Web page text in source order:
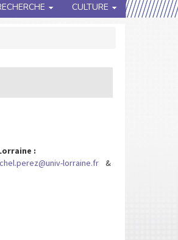
CULTURE
:
lorraine.fr&